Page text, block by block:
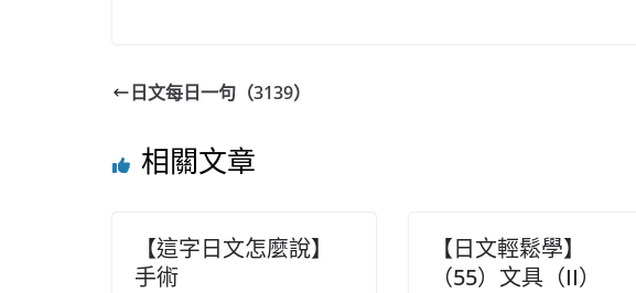
日文每日一句（3139）
相關文章
【這字日文怎麼說】
手術
【日文輕鬆學】
（55）文具（II）